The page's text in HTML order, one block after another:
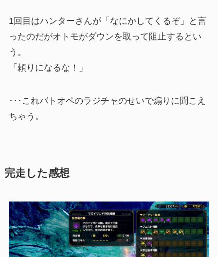
1回目はハンターさんが「なにかしてくるぞ」と言
ったのだがオトモがダウンを取って阻止するとい
う。
「頼りになるな！」
･･･これバトオペのラジチャのせいで煽りに聞こえ
ちゃう。
完走した感想